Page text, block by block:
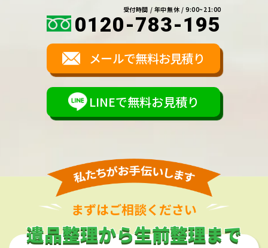
受付時間 / 年中無休 / 9:00~21:00
0120-783-195
メールで無料お見積り
LINEで無料お見積り
まずはご相談ください
遺品整理から生前整理まで
遺品整理から生前整理まで